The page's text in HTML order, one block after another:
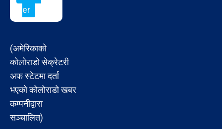
er
(अमेरिकाको
कोलोराडो सेक्रेटरी
अफ स्टेटमा दर्ता
भएको कोलोराडो खबर
कम्पनीद्वारा
सञ्चालित)